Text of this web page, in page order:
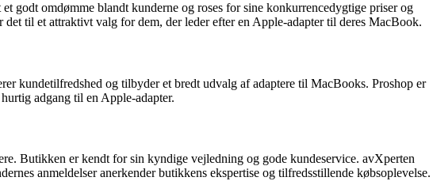
godt omdømme blandt kunderne og roses for sine konkurrencedygtige priser og
til et attraktivt valg for dem, der leder efter en Apple-adapter til deres MacBook.
kundetilfredshed og tilbyder et bredt udvalg af adaptere til MacBooks. Proshop er
adgang til en Apple-adapter.
Butikken er kendt for sin kyndige vejledning og gode kundeservice. avXperten
anmeldelser anerkender butikkens ekspertise og tilfredsstillende købsoplevelse.